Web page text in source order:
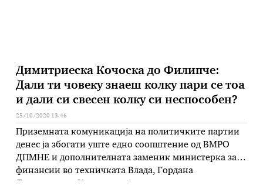
Димитриеска Кочоска до Филипче:
Дали ти човеку знаеш колку пари се тоа
и дали си свесен колку си неспособен?
25/10/2020 13:46
Приземната комуникација на политичките партии
денес ја збогати уште едно соопштение од ВМРО
ДПМНЕ и дополнителната заменик министерка за
финансии во техничката Влада, Гордана